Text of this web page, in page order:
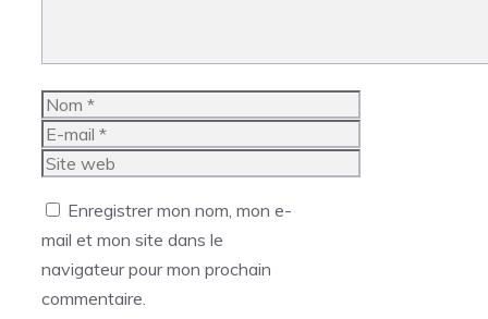
Nom
E-
mail
Site
Enregistrer mon nom, mon e-
mail et mon site dans le
navigateur pour mon prochain
commentaire.